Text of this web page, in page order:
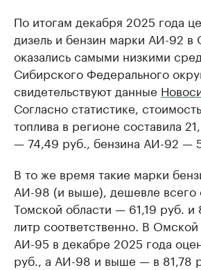
По итогам декабря 2025 года
дизель и бензин марки АИ-92 в
оказались самыми низкими
Сибирского Федерального
свидетельствуют данные
Согласно статистике,
топлива в регионе составила
— 74,49 руб., бензина АИ-92 —
В то же время такие марки
АИ-98 (и выше), дешевле всего
Томской области — 61,19 руб. и
литр соответственно. В Омской
АИ-95 в декабре 2025 года
руб., а АИ-98 и выше — в 81,78